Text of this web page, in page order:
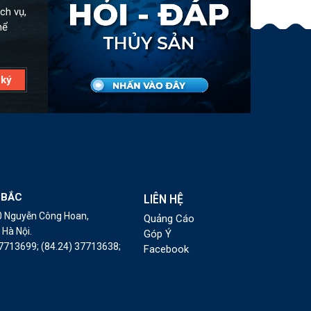
vụ,
Công Hoan,
Nội.
(84.24) 37713638;
LIÊN HỆ
Quảng Cáo
Góp Ý
Facebook